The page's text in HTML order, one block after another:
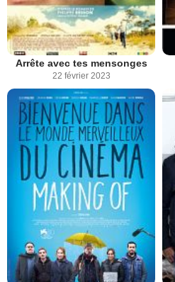
Arrête avec tes mensonges
22 février 2023